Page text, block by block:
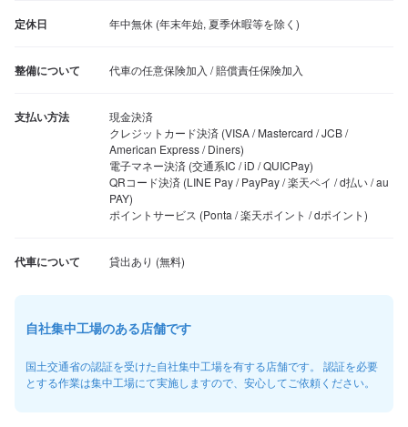
定休日 年中無休 (年末年始, 夏季休暇等を除く)
整備について 代車の任意保険加入 / 賠償責任保険加入
支払い方法
現金決済
クレジットカード決済 (VISA / Mastercard / JCB /
American Express / Diners)
電子マネー決済 (交通系IC / iD / QUICPay)
QRコード決済 (LINE Pay / PayPay / 楽天ペイ / d払い / au
PAY)
ポイントサービス (Ponta / 楽天ポイント / dポイント)
代車について
自社集中工場のある店舗です
国土交通省の認証を受けた自社集中工場を有する店舗です。 認証を必要
とする作業は集中工場にて実施しますので、安心してご依頼ください。